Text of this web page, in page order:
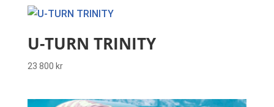
U-TURN TRINITY
23 800 kr